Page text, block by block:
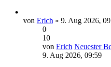
von Erich » 9. Aug 2026,
0
10
von Erich Neuester
9. Aug 2026, 09:59